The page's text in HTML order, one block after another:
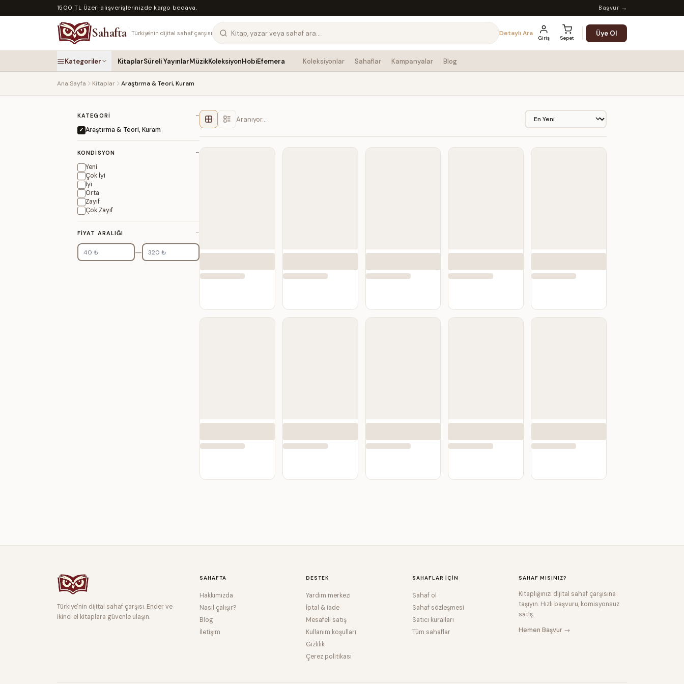
1500 TL Üzeri alışverişlerinizde kargo bedava. Başvur →
Sahafta Türkiye'nin dijital sahaf çarşısı Detaylı Ara
Giriş Sepet
Üye Ol
Kategoriler KitaplarSüreli YayınlarMüzikKoleksiyonHobiEfemera Koleksiyonlar Sahaflar Kampanyalar Blog
Ana Sayfa Kitaplar Araştırma & Teori, Kuram
KATEGORI −
Araştırma & Teori, Kuram
KONDISYON −
Yeni
Çok İyi
İyi
Orta
Zayıf
Çok Zayıf
FIYAT ARALIĞI −
—
Aranıyor…
Türkiye'nin dijital sahaf çarşısı. Ender ve
ikinci el kitaplara güvenle ulaşın.
SAHAFTA
Hakkımızda
Nasıl çalışır?
Blog
İletişim
DESTEK
Yardım merkezi
İptal & iade
Mesafeli satış
Kullanım koşulları
Gizlilik
Çerez politikası
SAHAFLAR IÇIN
Sahaf ol
Sahaf sözleşmesi
Satıcı kuralları
Tüm sahaflar
SAHAF MISINIZ?
Kitaplığınızı dijital sahaf çarşısına
taşıyın. Hızlı başvuru, komisyonsuz
satış.
Hemen Başvur →